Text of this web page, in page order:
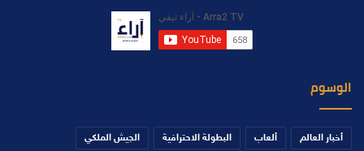
الوسوم
أخبار العالم ألعاب البطولة الاحترافية الجيش الملكي